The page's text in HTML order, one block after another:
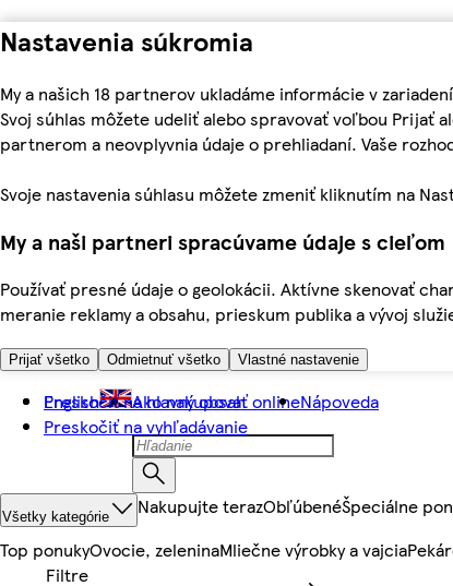
Nastavenia súkromia
My a našich 18 partnerov ukladáme informácie v
Svoj súhlas môžete udeliť alebo spravovať voľbou Prijať
partnerom a neovplyvnia údaje o prehliadaní. Vaše
Svoje nastavenia súhlasu môžete zmeniť kliknutím na
My a naši partneri spracúvame údaje s cieľom
Používať presné údaje o geolokácii. Aktívne skenovať
meranie reklamy a obsahu, prieskum publika a vývoj
Prijať všetko Odmietnuť všetko Vlastné nastavenie
Preskočiť na hlavný obsah
Preskočiť na vyhľadávanie
English Ako nakupovať onlineNápoveda
Všetky kategórie Nakupujte terazObľúbenéŠpeciálne
Top ponukyOvocie, zeleninaMliečne výrobky a vajcia